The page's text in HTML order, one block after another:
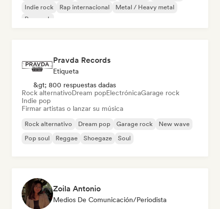
Indie rock
Rap internacional
Metal / Heavy metal
Pop rock
Pravda Records
Etiqueta
&gt; 800 respuestas dadas
Rock alternativoDream popElectrónicaGarage rock
Indie pop
Firmar artistas o lanzar su música
Rock alternativo Dream pop Garage rock
New wave
Pop soul
Reggae Shoegaze Soul
Zoila Antonio
Medios De Comunicación/Periodista